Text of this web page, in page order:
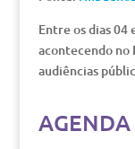
Entre os dias 04
acontecendo
audiências
AGENDA